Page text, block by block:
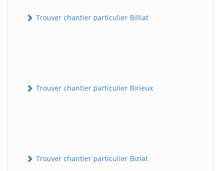
Trouver chantier particulier Billiat
Trouver chantier particulier Birieux
Trouver chantier particulier Biziat